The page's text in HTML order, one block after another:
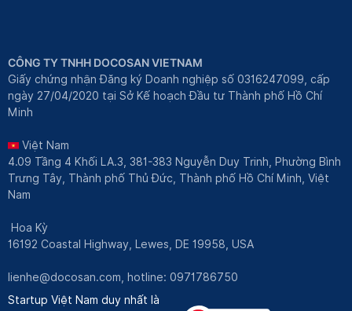
CÔNG TY TNHH DOCOSAN VIETNAM
Giấy chứng nhận Đăng ký Doanh nghiệp số 0316247099, cấp
ngày 27/04/2020 tại Sở Kế hoạch Đầu tư Thành phố Hồ Chí
Minh
Việt Nam
4.09 Tầng 4 Khối LA.3, 381-383 Nguyễn Duy Trinh, Phường Bình
Trưng Tây, Thành phố Thủ Đức, Thành phố Hồ Chí Minh, Việt
Nam
Hoa Kỳ
16192 Coastal Highway, Lewes, DE 19958, USA
lienhe@docosan.com, hotline: 0971786750
Startup Việt Nam duy nhất là